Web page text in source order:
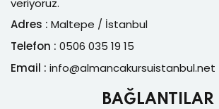
veriyoruz.
Adres : Maltepe / İstanbul
Telefon : 0506 035 19 15
Email : info@almancakursuistanbul.net
BAĞLANTILAR